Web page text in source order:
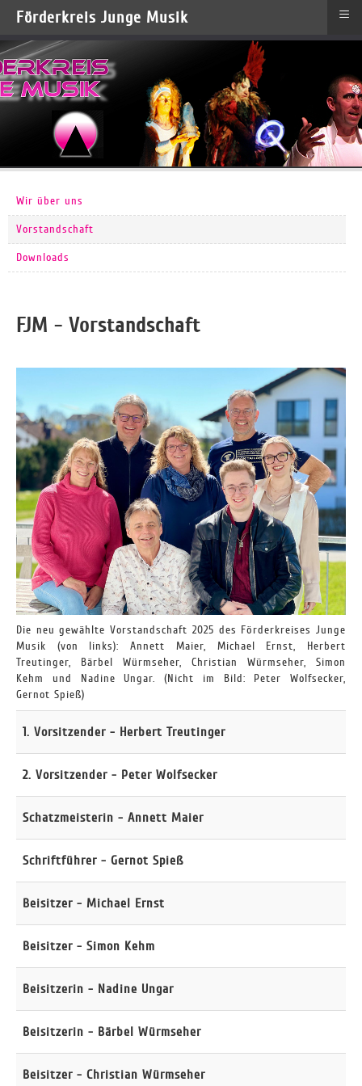
Wir über uns
Vorstandschaft
Downloads
FJM - Vorstandschaft
Die neu gewählte Vorstandschaft 2025 des Förderkreises Junge
Musik (von links): Annett Maier, Michael Ernst, Herbert
Treutinger, Bärbel Würmseher, Christian Würmseher, Simon
Kehm und Nadine Ungar. (Nicht im Bild: Peter Wolfsecker,
Gernot Spieß)
1. Vorsitzender - Herbert Treutinger
2. Vorsitzender - Peter Wolfsecker
Schatzmeisterin - Annett Maier
Schriftführer - Gernot Spieß
Beisitzer - Michael Ernst
Beisitzer - Simon Kehm
Beisitzerin - Nadine Ungar
Beisitzerin - Bärbel Würmseher
Beisitzer - Christian Würmseher
Förderkreis Junge Musik ≡